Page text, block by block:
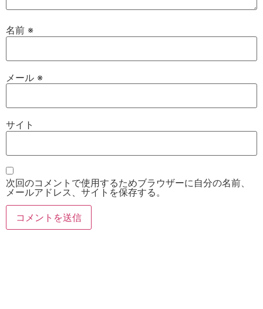
名前 ※
メール ※
サイト
次回のコメントで使用するためブラウザーに自分の名前、
メールアドレス、サイトを保存する。